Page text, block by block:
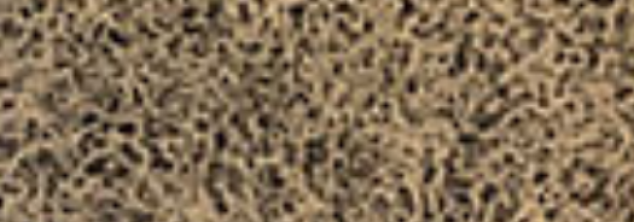
蕎麦の
出汁の
おし
来店